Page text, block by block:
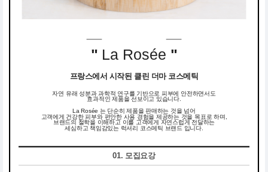
" La Rosée "
프랑스에서 시작된 클린 더마 코스메틱
자연 유래 성분과 과학적 연구를 기반으로 피부에 안전하면서도
효과적인 제품을 선보이고 있습니다.
La Rosée 는 단순히 제품을 판매하는 것을 넘어
고객에게 건강한 피부와 편안한 사용 경험을 제공하는 것을 목표로 하며,
브랜드의 철학을 이해하고 이를 고객에게 자연스럽게 전달하는
세심하고 책임감있는 럭셔리 코스메틱 브랜드 입니다.
01. 모집요강